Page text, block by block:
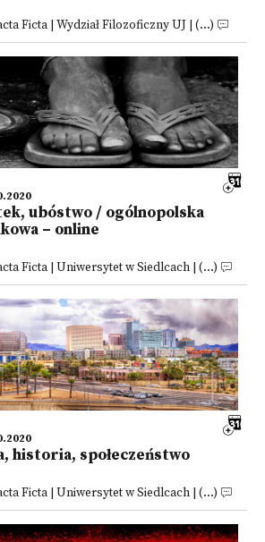
Ficta | Wydział Filozoficzny UJ | (...)
ubóstwo / ogólnopolska
– online
Ficta | Uniwersytet w Siedlcach | (...)
historia, społeczeństwo
Ficta | Uniwersytet w Siedlcach | (...)